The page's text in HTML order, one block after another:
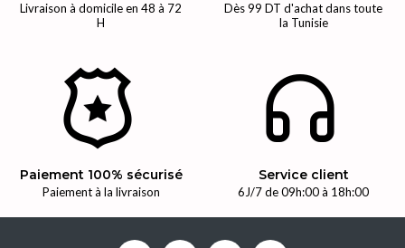
Livraison à domicile en 48 à 72
H
Dès 99 DT d'achat dans toute
la Tunisie
Paiement 100% sécurisé
Paiement à la livraison
Service client
6J/7 de 09h:00 à 18h:00